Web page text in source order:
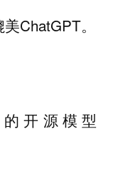
ChatGPT。
的开源模型